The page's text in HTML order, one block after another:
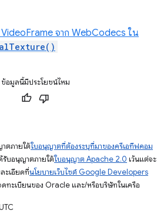
จาก WebCodecs ใน
ข้อมูลนี้มีประโยชน์ไหม
ตภายใต้ใบอนุญาตที่ต้องระบุที่มาของครีเอทีฟคอม
รับอนุญาตภายใต้ใบอนุญาต Apache 2.0 เว้นแต่จะ
ะเอียดที่นโยบายเว็บไซต์ Google Developers
ดทะเบียนของ Oracle และ/หรือบริษัทในเครือ